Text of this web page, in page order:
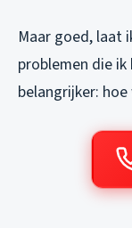
Maar goed, laat
problemen die
belangrijker: hoe